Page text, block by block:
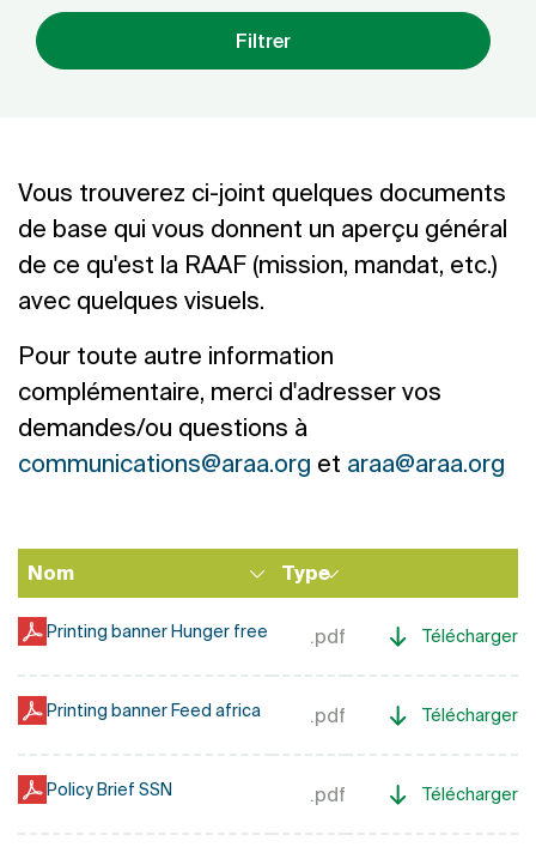
Filtrer
Vous trouverez ci-joint quelques documents
de base qui vous donnent un aperçu général
de ce qu'est la RAAF (mission, mandat, etc.)
avec quelques visuels.
Pour toute autre information
complémentaire, merci d'adresser vos
demandes/ou questions à
communications@araa.org et araa@araa.org
Nom Type
Printing banner Hunger free .pdf Télécharger
Printing banner Feed africa .pdf Télécharger
Policy Brief SSN .pdf Télécharger